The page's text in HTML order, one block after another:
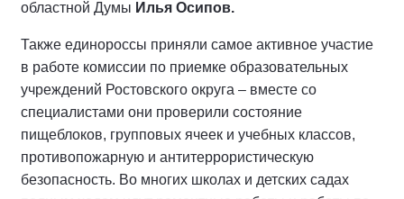
областной Думы Илья Осипов.
Также единороссы приняли самое активное участие
в работе комиссии по приемке образовательных
учреждений Ростовского округа – вместе со
специалистами они проверили состояние
пищеблоков, групповых ячеек и учебных классов,
противопожарную и антитеррористическую
безопасность. Во многих школах и детских садах